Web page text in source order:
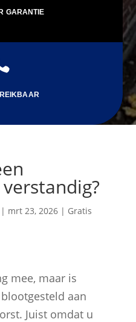
GARANTIE
| mrt 23, 2026| Gratis
mee, maar is
aan
Juist omdat u